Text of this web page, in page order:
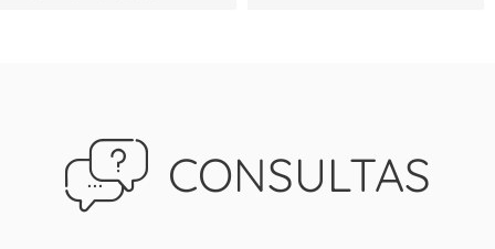
CONSULTAS